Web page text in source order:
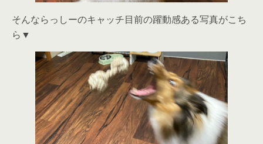
そんならっしーのキャッチ目前の躍動感ある写真がこち
ら▼